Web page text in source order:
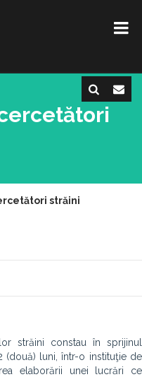
străini
străini constau în sprijinul
(două) luni, într-o instituţie de
elaborării unei lucrări ce